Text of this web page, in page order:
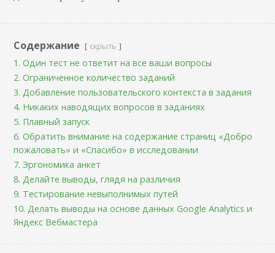
Содержание скрыть
1. Один тест не ответит на все ваши вопросы
2. Ограниченное количество заданий
3. Добавление пользовательского контекста в задания
4. Никаких наводящих вопросов в заданиях
5. Плавный запуск
6. Обратить внимание на содержание страниц «Добро
пожаловать» и «Спасибо» в исследовании
7. Эргономика анкет
8. Делайте выводы, глядя на различия
9. Тестирование невыполнимых путей
10. Делать выводы на основе данных Google Analytics и
Яндекс Вебмастера